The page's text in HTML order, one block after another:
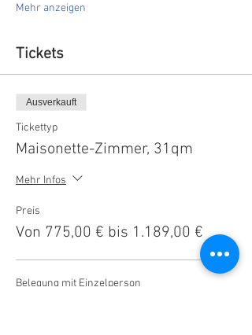
Mehr anzeigen
Tickets
Ausverkauft
Tickettyp
Maisonette-Zimmer, 31qm
Mehr Infos
Preis
Von 775,00 € bis 1.189,00 €
Belegung mit Einzelperson